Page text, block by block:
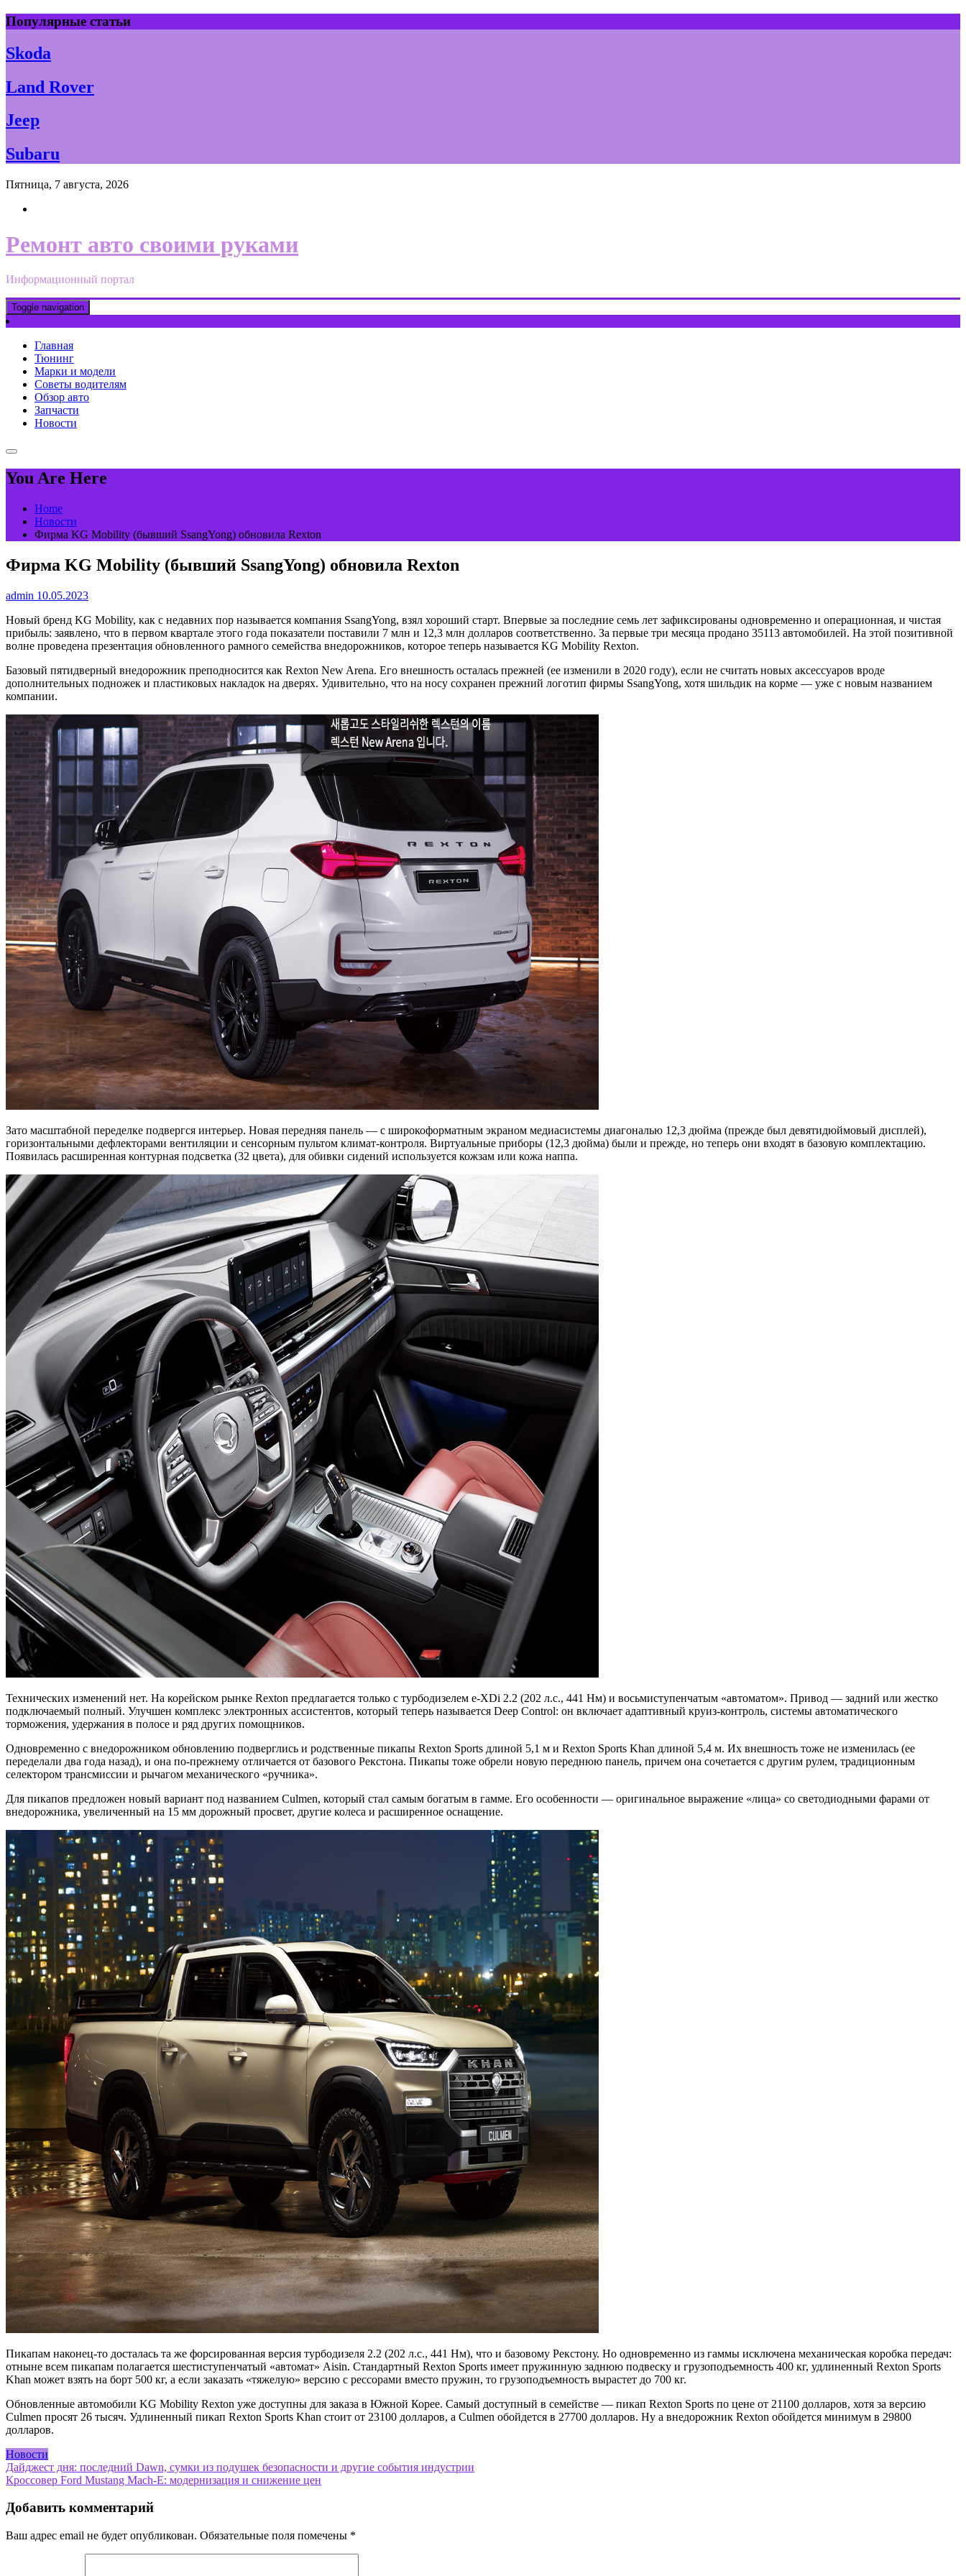
Skip
to
content
Популярные статьи
Skoda
Land Rover
Jeep
Subaru
Пятница, 7 августа, 2026
Ремонт авто своими руками
Информационный портал
Toggle navigation
Главная
Тюнинг
Марки и модели
Советы водителям
Обзор авто
Запчасти
Новости
You Are Here
Home
Новости
Фирма KG Mobility (бывший SsangYong) обновила Rexton
Фирма KG Mobility (бывший SsangYong) обновила Rexton
admin 10.05.2023
Новый бренд KG Mobility, как с недавних пор называется компания SsangYong, взял хороший старт. Впервые за последние семь лет зафиксированы одновременно и операционная, и чистая
прибыль: заявлено, что в первом квартале этого года показатели поставили 7 млн и 12,3 млн долларов соответственно. За первые три месяца продано 35113 автомобилей. На этой позитивной
волне проведена презентация обновленного рамного семейства внедорожников, которое теперь называется KG Mobility Rexton.
Базовый пятидверный внедорожник преподносится как Rexton New Arena. Его внешность осталась прежней (ее изменили в 2020 году), если не считать новых аксессуаров вроде
дополнительных подножек и пластиковых накладок на дверях. Удивительно, что на носу сохранен прежний логотип фирмы SsangYong, хотя шильдик на корме — уже с новым названием
компании.
Зато масштабной переделке подвергся интерьер. Новая передняя панель — с широкоформатным экраном медиасистемы диагональю 12,3 дюйма (прежде был девятидюймовый дисплей),
горизонтальными дефлекторами вентиляции и сенсорным пультом климат-контроля. Виртуальные приборы (12,3 дюйма) были и прежде, но теперь они входят в базовую комплектацию.
Появилась расширенная контурная подсветка (32 цвета), для обивки сидений используется кожзам или кожа наппа.
Технических изменений нет. На корейском рынке Rexton предлагается только с турбодизелем e-XDi 2.2 (202 л.с., 441 Нм) и восьмиступенчатым «автоматом». Привод — задний или жестко
подключаемый полный. Улучшен комплекс электронных ассистентов, который теперь называется Deep Control: он включает адаптивный круиз-контроль, системы автоматического
торможения, удержания в полосе и ряд других помощников.
Одновременно с внедорожником обновлению подверглись и родственные пикапы Rexton Sports длиной 5,1 м и Rexton Sports Khan длиной 5,4 м. Их внешность тоже не изменилась (ее
переделали два года назад), и она по-прежнему отличается от базового Рекстона. Пикапы тоже обрели новую переднюю панель, причем она сочетается с другим рулем, традиционным
селектором трансмиссии и рычагом механического «ручника».
Для пикапов предложен новый вариант под названием Culmen, который стал самым богатым в гамме. Его особенности — оригинальное выражение «лица» со светодиодными фарами от
внедорожника, увеличенный на 15 мм дорожный просвет, другие колеса и расширенное оснащение.
Пикапам наконец-то досталась та же форсированная версия турбодизеля 2.2 (202 л.с., 441 Нм), что и базовому Рекстону. Но одновременно из гаммы исключена механическая коробка передач:
отныне всем пикапам полагается шестиступенчатый «автомат» Aisin. Стандартный Rexton Sports имеет пружинную заднюю подвеску и грузоподъемность 400 кг, удлиненный Rexton Sports
Khan может взять на борт 500 кг, а если заказать «тяжелую» версию с рессорами вместо пружин, то грузоподъемность вырастет до 700 кг.
Обновленные автомобили KG Mobility Rexton уже доступны для заказа в Южной Корее. Самый доступный в семействе — пикап Rexton Sports по цене от 21100 долларов, хотя за версию
Culmen просят 26 тысяч. Удлиненный пикап Rexton Sports Khan стоит от 23100 долларов, а Culmen обойдется в 27700 долларов. Ну а внедорожник Rexton обойдется минимум в 29800
долларов.
Новости
Навигация
по
записям
Дайджест дня: последний Dawn, сумки из подушек безопасности и другие события индустрии
Кроссовер Ford Mustang Mach-E: модернизация и снижение цен
Добавить комментарий
Ваш адрес email не будет опубликован. Обязательные поля помечены *